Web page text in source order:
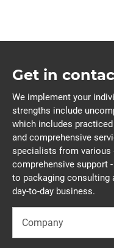
Get in
We implement your
strengths include
which includes
and comprehensive
specialists from various
comprehensive support
to packaging consulting
day-to-day business.